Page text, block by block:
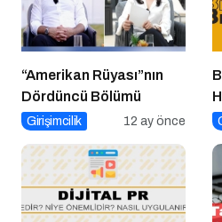
“Amerikan Rüyası”nın
Dördüncü Bölümü
Girişimcilik 12 ay önce